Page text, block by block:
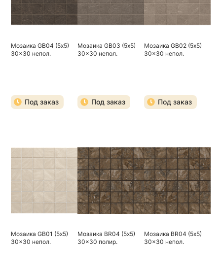
Мозаика GB04 (5х5)
30x30 непол.
Под заказ
Мозаика GB03 (5х5)
30x30 непол.
Под заказ
Мозаика GB02 (5х5)
30x30 непол.
Под заказ
Мозаика GB01 (5х5)
30x30 непол.
Мозаика BR04 (5х5)
30x30 полир.
Мозаика BR04 (5х5)
30x30 непол.